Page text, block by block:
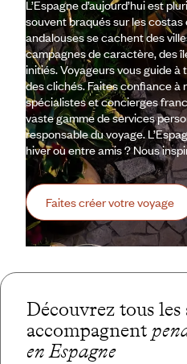
L’Espagne d’aujourd’hui est
souvent braqués sur les
andalouses se cachent des
campagnes de caractère, des
initiés. Voyageurs vous guide
des clichés. Faites confiance à
spécialistes et concierges
vaste gamme de services
responsable du voyage.
hiver ou entre amis ? Nous
Faites créer votre voyage
Découvrez tous les
accompagnent
en Espagne